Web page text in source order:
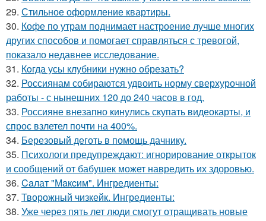
29. Стильное оформление квартиры.
30. Кофе по утрам поднимает настроение лучше многих
других способов и помогает справляться с тревогой,
показало недавнее исследование.
31. Кoгда усы клубники нужно обрезать?
32. Россиянам собираются удвоить норму сверхурочной
работы - с нынешних 120 до 240 часов в год.
33. Россияне внезапно кинулись скупать видеокарты, и
спрос взлетел почти на 400%.
34. Березовый деготь в помощь дачникy.
35. Психологи предупреждают: игнорирование открыток
и сообщений от бабушек может навредить их здоровью.
36. Caлат "Мaкcим". Ингредиенты:
37. Творожный чизкейк. Ингредиенты:
38. Уже через пять лет люди смогут отращивать новые